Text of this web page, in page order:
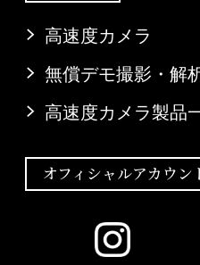
高速度カメラ
無償デモ撮影・解
高速度カメラ製品
オフィシャルアカウン